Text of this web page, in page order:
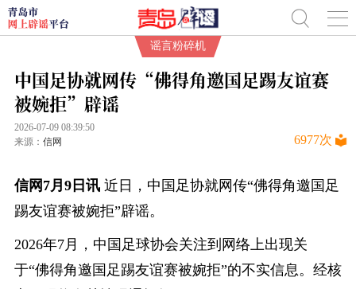
中国足协就网传“佛得角邀国足踢友谊赛
被婉拒”辟谣
2026-07-09 08:39:50
来源： 信网 6977次
信网7月9日讯近日，中国足协就网传“佛得角邀国足
踢友谊赛被婉拒”辟谣。
2026年7月，中国足球协会关注到网络上出现关
于“佛得角邀国足踢友谊赛被婉拒”的不实信息。经核
谣言粉碎机